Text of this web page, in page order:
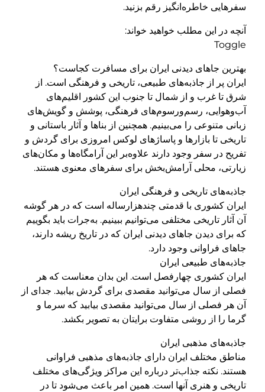
سفرهایی خاطره‌انگیز رقم بزنید.
آنچه در این مطلب خواهید خواند:
Toggle
بهترین جاهای دیدنی ایران برای مسافرت کجاست؟
ایران پر از جاذبه‌های طبیعی، تاریخی و فرهنگی است. از
شرق تا غرب و از شمال تا جنوب این کشور اقلیم‌های
آب‌وهوایی، رسم‌ورسوم‌های فرهنگی، پوشش و گویش‌های
زبانی متنوعی را می‌بینیم. همچنین از بناها و آثار باستانی و
تاریخی تا بازارها و پاساژهای لوکس امروزی برای گردش و
تفریح در سفر وجود دارند علاوه‌بر این آرامگاه‌ها و مکان‌های
زیارتی، محلی آرامش‌بخش برای سفرهای معنوی هستند.
جاذبه‌های تاریخی و فرهنگی ایران
ایران کشوری با قدمتی چندهزارساله است که در هر گوشه
آن آثار تاریخی مختلفی می‌توانیم ببینیم. به‌جرات باید بگوییم
که برای دیدن جاهای دیدنی ایران که در تاریخ ریشه دارند،
جاهای فراوانی وجود دارد.
جاذبه‌های طبیعی ایران
ایران کشوری چهارفصل است. این بدان معناست که هر
فصلی از سال می‌توانید مقصدی برای گردش بیابید. جدای از
آن هر فصلی از سال می‌توانید مقصدی بیابید که سرما و
گرما را از روشی متفاوت برایتان به تصویر بکشد.
جاذبه‌های مذهبی ایران
مناطق مختلف ایران دارای جاذبه‌های مذهبی فراوانی
هستند. نکته جذاب‌تر درباره این مراکز ویژگی‌های مختلف
تاریخی و هنری آنها است. همین امر باعث می‌شود تا در